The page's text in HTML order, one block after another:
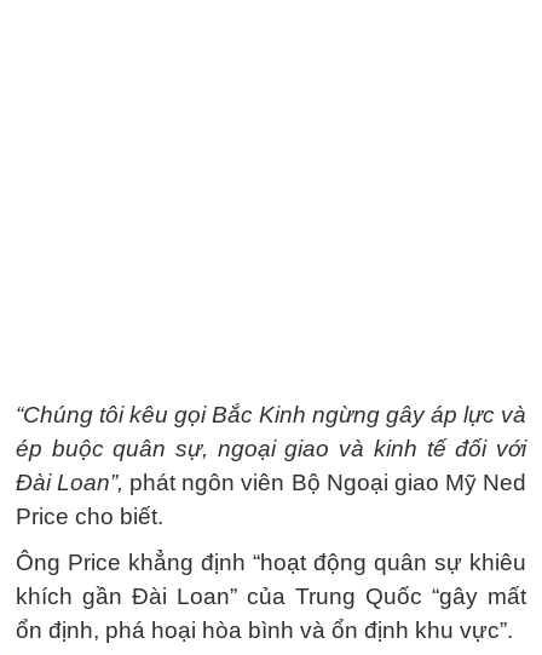
“Chúng tôi kêu gọi Bắc Kinh ngừng gây áp lực và
ép buộc quân sự, ngoại giao và kinh tế đối với
Đài Loan”, phát ngôn viên Bộ Ngoại giao Mỹ Ned
Price cho biết.
Ông Price khẳng định “hoạt động quân sự khiêu
khích gần Đài Loan” của Trung Quốc “gây mất
ổn định, phá hoại hòa bình và ổn định khu vực”.